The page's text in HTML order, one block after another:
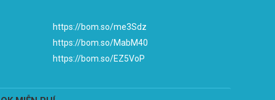
https://bom.so/me3Sdz
https://bom.so/MabM40
https://bom.so/EZ5VoP